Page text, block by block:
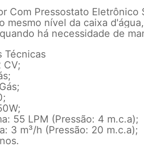
Com Pressostato
mesmo nível da caixa
há necessidade de
Técnicas
CV;
55 LPM (Pressão: 4 m.c.a);
3 m³/h (Pressão: 20 m.c.a);